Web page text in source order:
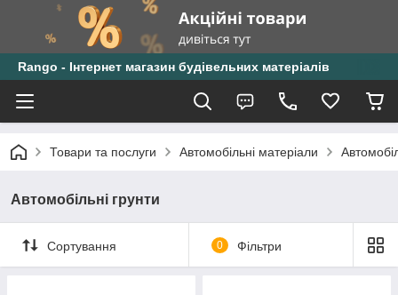
Rango - Інтернет магазин будівельних матеріалів
Товари та послуги Автомобільні матеріали
Автомобільні грунти
Сортування 0 Фільтри